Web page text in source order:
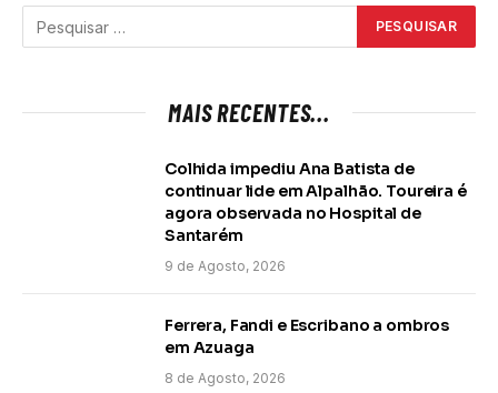
MAIS RECENTES...
Colhida impediu Ana Batista de
continuar lide em Alpalhão. Toureira é
agora observada no Hospital de
Santarém
9 de Agosto, 2026
Ferrera, Fandi e Escribano a ombros
em Azuaga
8 de Agosto, 2026